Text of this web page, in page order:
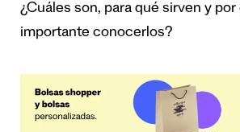
¿Cuáles son, para qué sirven y por
importante conocerlos?